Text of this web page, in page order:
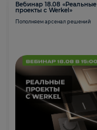
Вебинар 18.08 «Реальные
проекты с Werkel»
Пополняем арсенал решений